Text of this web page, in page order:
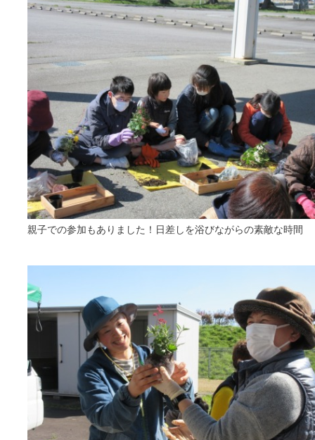
親子での参加もありました！日差しを浴びながらの素敵な時間